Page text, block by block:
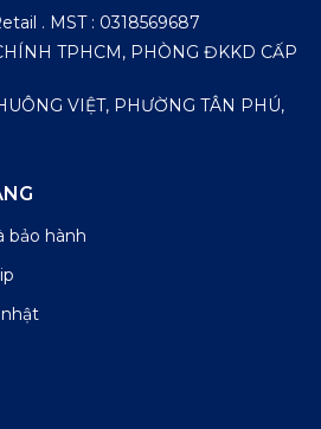
. MST : 0318569687
TPHCM, PHÒNG ĐKKD CẤP
VIỆT, PHƯỜNG TÂN PHÚ,
bảo hành